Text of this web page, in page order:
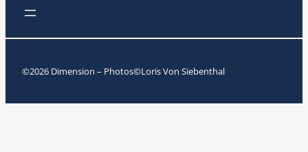
©2026 Dimension – Photos©Loris Von Siebenthal